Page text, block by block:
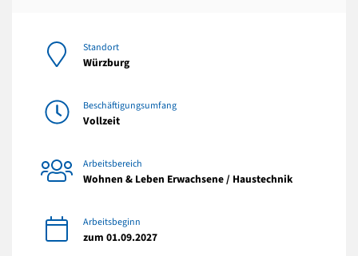
Standort
Würzburg
Beschäftigungsumfang
Vollzeit
Arbeitsbereich
Wohnen & Leben Erwachsene / Haustechnik
Arbeitsbeginn
zum 01.09.2027